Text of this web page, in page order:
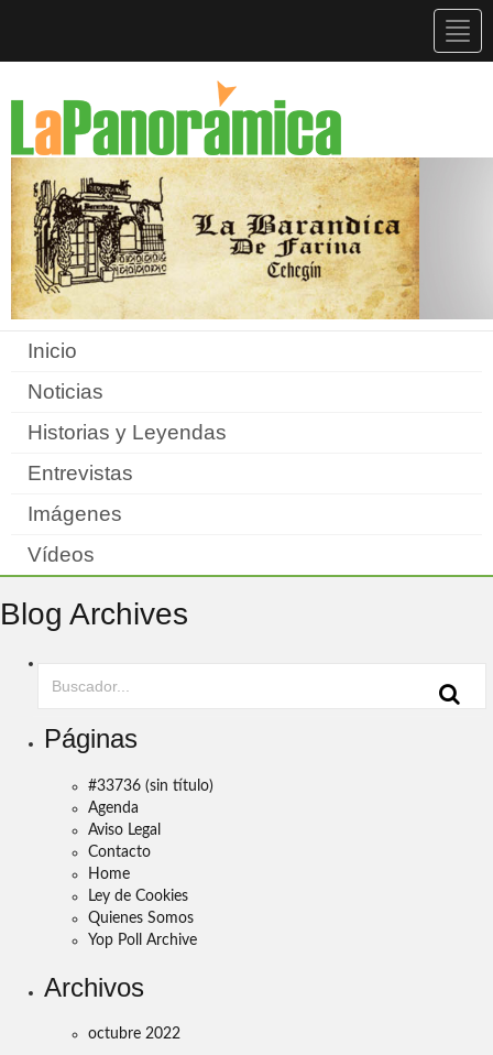
Inicio
Noticias
Historias y Leyendas
Entrevistas
Imágenes
Vídeos
Blog Archives
Páginas
#33736 (sin título)
Agenda
Aviso Legal
Contacto
Home
Ley de Cookies
Quienes Somos
Yop Poll Archive
Archivos
octubre 2022